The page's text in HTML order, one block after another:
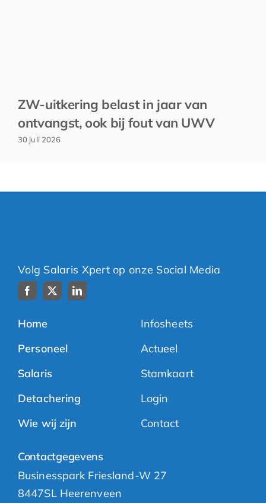
ZW-uitkering belast in jaar van
ontvangst, ook bij fout van UWV
30 juli 2026
Volg Salaris Xpert op onze Social Media
Home
Personeel
Salaris
Detachering
Wie wij zijn
Infosheets
Actueel
Stamkaart
Login
Contact
Contactgegevens
Businesspark Friesland-W 27
8447SL Heerenveen